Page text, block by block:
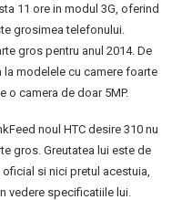
11 ore in modul 3G, oferind
grosimea telefonului.
gros pentru anul 2014. De
la modelele cu camere foarte
o camera de doar 5MP.
noul HTC desire 310 nu
gros. Greutatea lui este de
si nici pretul acestuia,
vedere specificatiile lui.